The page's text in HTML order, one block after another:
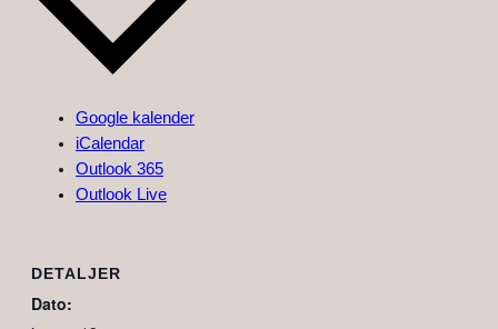
Google kalender
iCalendar
Outlook 365
Outlook Live
DETALJER
Dato: